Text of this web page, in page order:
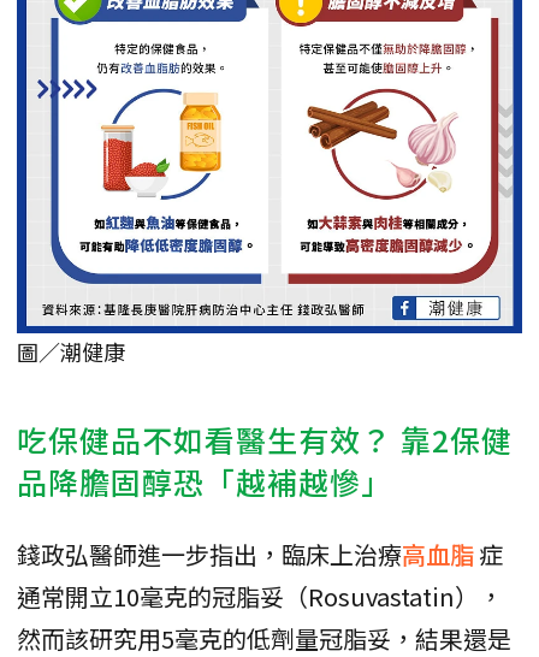
圖／潮健康
吃保健品不如看醫生有效？ 靠2保健
品降膽固醇恐「越補越慘」
錢政弘醫師進一步指出，臨床上治療高血脂症
通常開立10毫克的冠脂妥（Rosuvastatin），
然而該研究用5毫克的低劑量冠脂妥，結果還是